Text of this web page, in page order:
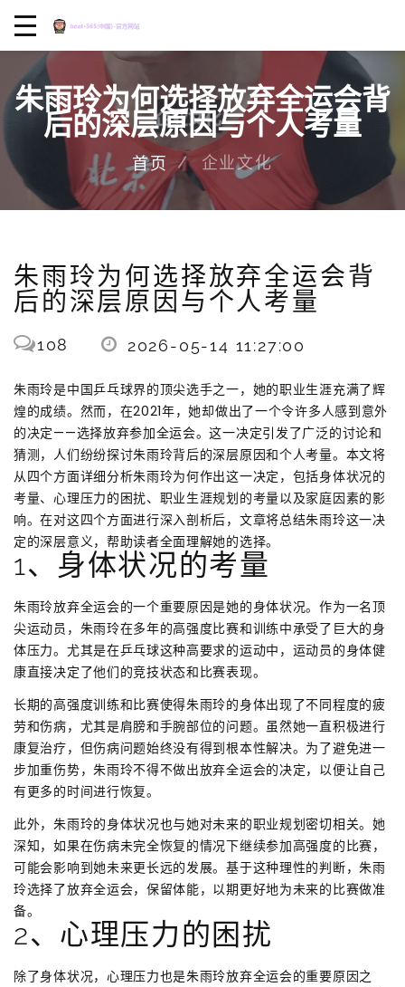
朱雨玲为何选择放弃全运会背
后的深层原因与个人考量
首页 企业文化
朱雨玲为何选择放弃全运会背
后的深层原因与个人考量
108 2026-05-14 11:27:00
朱雨玲是中国乒乓球界的顶尖选手之一，她的职业生涯充满了辉
煌的成绩。然而，在2021年，她却做出了一个令许多人感到意外
的决定——选择放弃参加全运会。这一决定引发了广泛的讨论和
猜测，人们纷纷探讨朱雨玲背后的深层原因和个人考量。本文将
从四个方面详细分析朱雨玲为何作出这一决定，包括身体状况的
考量、心理压力的困扰、职业生涯规划的考量以及家庭因素的影
响。在对这四个方面进行深入剖析后，文章将总结朱雨玲这一决
定的深层意义，帮助读者全面理解她的选择。
1、身体状况的考量
朱雨玲放弃全运会的一个重要原因是她的身体状况。作为一名顶
尖运动员，朱雨玲在多年的高强度比赛和训练中承受了巨大的身
体压力。尤其是在乒乓球这种高要求的运动中，运动员的身体健
康直接决定了他们的竞技状态和比赛表现。
长期的高强度训练和比赛使得朱雨玲的身体出现了不同程度的疲
劳和伤病，尤其是肩膀和手腕部位的问题。虽然她一直积极进行
康复治疗，但伤病问题始终没有得到根本性解决。为了避免进一
步加重伤势，朱雨玲不得不做出放弃全运会的决定，以便让自己
有更多的时间进行恢复。
此外，朱雨玲的身体状况也与她对未来的职业规划密切相关。她
深知，如果在伤病未完全恢复的情况下继续参加高强度的比赛，
可能会影响到她未来更长远的发展。基于这种理性的判断，朱雨
玲选择了放弃全运会，保留体能，以期更好地为未来的比赛做准
备。
2、心理压力的困扰
除了身体状况，心理压力也是朱雨玲放弃全运会的重要原因之